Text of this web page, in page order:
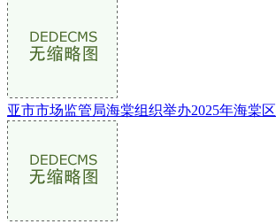
亚市市场监管局海棠组织举办2025年海棠区